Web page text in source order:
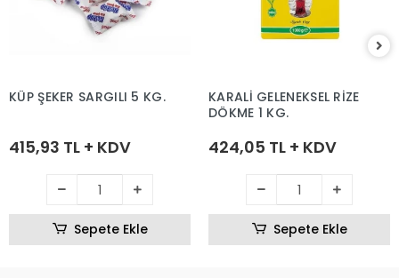
KÜP ŞEKER SARGILI 5 KG.
415,93 TL + KDV
Sepete Ekle
KARALİ GELENEKSEL RİZE
DÖKME 1 KG.
424,05 TL + KDV
Sepete Ekle